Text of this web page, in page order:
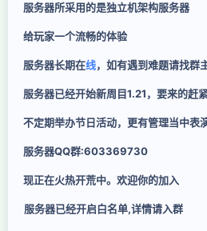
服务器所采用的是独立机架构服务器
给玩家一个流畅的体验
服务器长期在线，如有遇到难题请找群
服务器已经开始新周目1.21，要来的赶紧
不定期举办节日活动，更有管理当中表
服务器QQ群:603369730
现正在火热开荒中。欢迎你的加入
服务器已经开启白名单,详情请入群